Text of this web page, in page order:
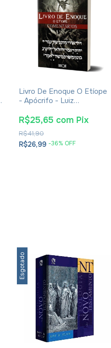
Livro De Enoque O Etíope
- Apócrifo - Luiz
R$26,99 -36% OFF
R$41,90
R$25,65 com Pix
Esgotado